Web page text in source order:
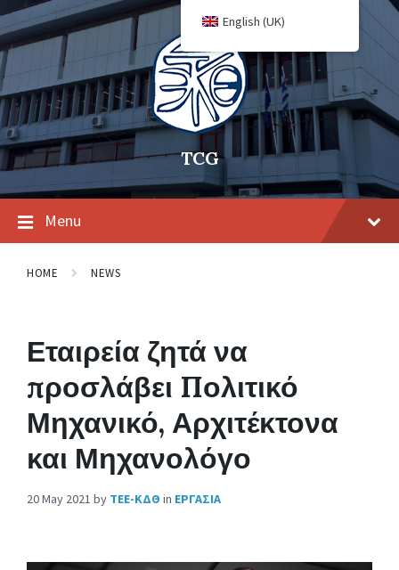
TCG
Menu
HOME NEWS
Εταιρεία ζητά να
προσλάβει Πολιτικό
Μηχανικό, Αρχιτέκτονα
και Μηχανολόγο
20 May 2021 by ΤΕΕ-ΚΔΘ in ΕΡΓΑΣΙΑ
English (UK)